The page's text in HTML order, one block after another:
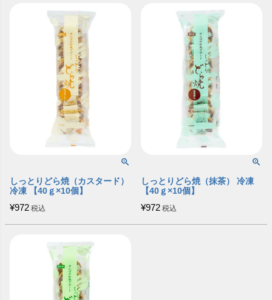
しっとりどら焼（カスタード）
冷凍 【40ｇ×10個】
¥972 税込
しっとりどら焼（抹茶） 冷凍
【40ｇ×10個】
¥972 税込